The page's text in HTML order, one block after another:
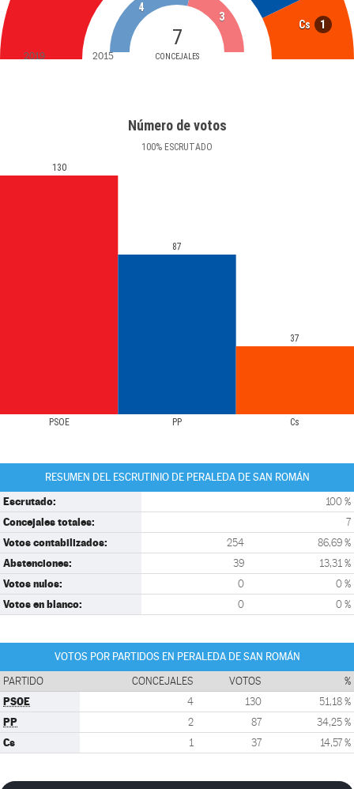
Cs 1
7
CONCEJALES
4
3
2019 2015
Número de votos
100% ESCRUTADO
PSOE PP Cs
130
87
37
RESUMEN DEL ESCRUTINIO DE PERALEDA DE SAN ROMÁN
Escrutado: 100 %
Concejales totales: 7
Votos contabilizados: 254 86,69 %
Abstenciones: 39 13,31 %
Votos nulos: 0 0 %
Votos en blanco: 0 0 %
VOTOS POR PARTIDOS EN PERALEDA DE SAN ROMÁN
PARTIDO CONCEJALES VOTOS %
PSOE 4 130 51,18 %
PP 2 87 34,25 %
Cs 1 37 14,57 %